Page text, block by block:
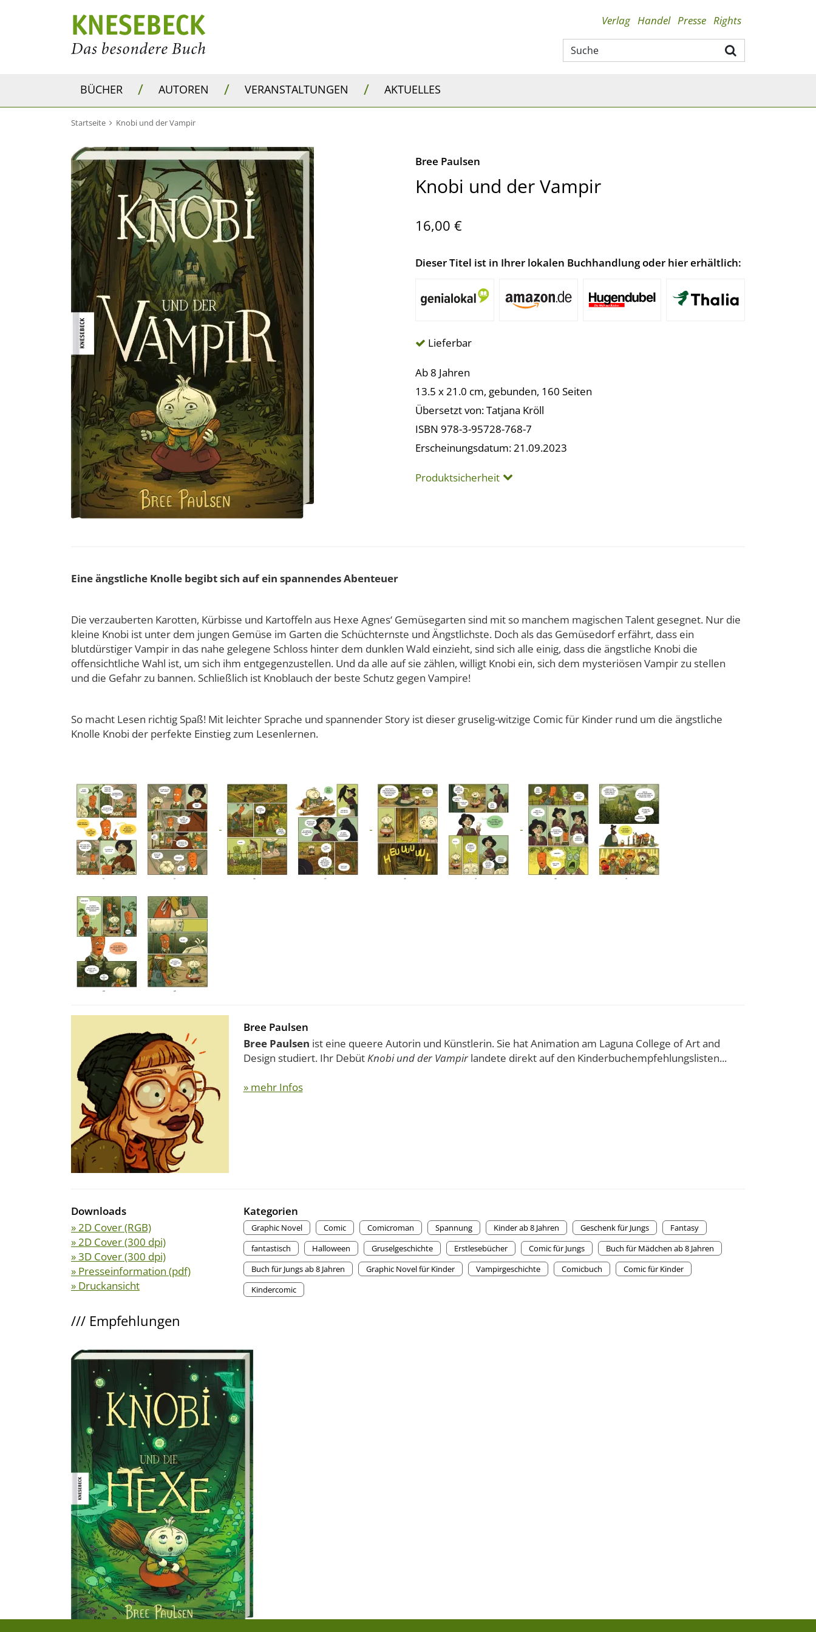
Verlag Handel Presse Rights
BÜCHER / AUTOREN / VERANSTALTUNGEN / AKTUELLES
Startseite Knobi und der Vampir
Bree Paulsen
Knobi und der Vampir
16,00 €
Dieser Titel ist in Ihrer lokalen Buchhandlung oder hier erhältlich:
Lieferbar
Ab 8 Jahren
13.5 x 21.0 cm, gebunden, 160 Seiten
Übersetzt von: Tatjana Kröll
ISBN 978-3-95728-768-7
Erscheinungsdatum: 21.09.2023
Produktsicherheit
Eine ängstliche Knolle begibt sich auf ein spannendes Abenteuer
Die verzauberten Karotten, Kürbisse und Kartoffeln aus Hexe Agnes‘ Gemüsegarten sind mit so manchem magischen Talent gesegnet. Nur die
kleine Knobi ist unter dem jungen Gemüse im Garten die Schüchternste und Ängstlichste. Doch als das Gemüsedorf erfährt, dass ein
blutdürstiger Vampir in das nahe gelegene Schloss hinter dem dunklen Wald einzieht, sind sich alle einig, dass die ängstliche Knobi die
offensichtliche Wahl ist, um sich ihm entgegenzustellen. Und da alle auf sie zählen, willigt Knobi ein, sich dem mysteriösen Vampir zu stellen
und die Gefahr zu bannen. Schließlich ist Knoblauch der beste Schutz gegen Vampire!
So macht Lesen richtig Spaß! Mit leichter Sprache und spannender Story ist dieser gruselig-witzige Comic für Kinder rund um die ängstliche
Knolle Knobi der perfekte Einstieg zum Lesenlernen.
Bree Paulsen
Bree Paulsen ist eine queere Autorin und Künstlerin. Sie hat Animation am Laguna College of Art and
Design studiert. Ihr DebütKnobi und der Vampirlandete direkt auf den Kinderbuchempfehlungslisten...
» mehr Infos
Downloads
» 2D Cover (RGB)
» 2D Cover (300 dpi)
» 3D Cover (300 dpi)
» Presseinformation (pdf)
» Druckansicht
Kategorien
Graphic Novel Comic Comicroman Spannung Kinder ab 8 Jahren Geschenk für Jungs
Fantasy
fantastisch
Halloween Gruselgeschichte Erstlesebücher Comic für Jungs
Buch für Mädchen ab 8 Jahren
Buch für Jungs ab 8 Jahren
Graphic Novel für Kinder Vampirgeschichte Comicbuch
Comic für Kinder
Kindercomic
/// Empfehlungen